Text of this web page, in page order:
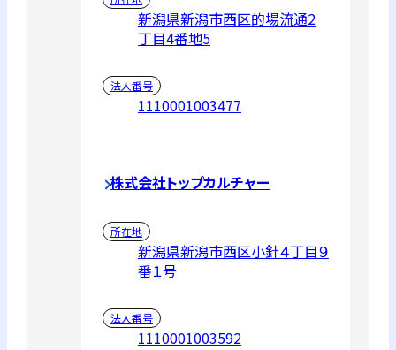
新潟県新潟市西区的場流通2
丁目4番地5
法人番号
1110001003477
株式会社トップカルチャー
所在地
新潟県新潟市西区小針４丁目９
番１号
法人番号
1110001003592